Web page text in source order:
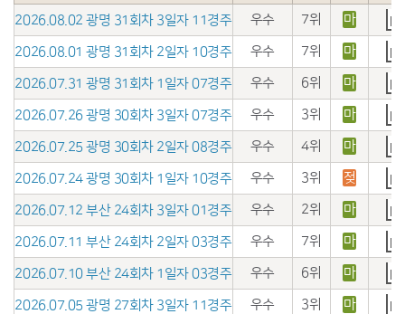
2026.08.02 광명 31회차 3일자 11경주
우수 7위 마
2026.08.01 광명 31회차 2일자 10경주 우수 7위 마
2026.07.31 광명 31회차 1일자 07경주 우수 6위 마
2026.07.26 광명 30회차 3일자 07경주 우수 3위 마
2026.07.25 광명 30회차 2일자 08경주 우수 4위 마
2026.07.24 광명 30회차 1일자 10경주 우수 3위 젖
2026.07.12 부산 24회차 3일자 01경주 우수 2위 마
2026.07.11 부산 24회차 2일자 03경주 우수 7위 마
2026.07.10 부산 24회차 1일자 03경주 우수 6위 마
2026.07.05 광명 27회차 3일자 11경주 우수 3위 마